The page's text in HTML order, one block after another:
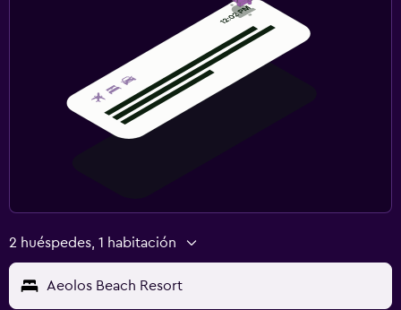
2 huéspedes, 1 habitación
Aeolos Beach Resort